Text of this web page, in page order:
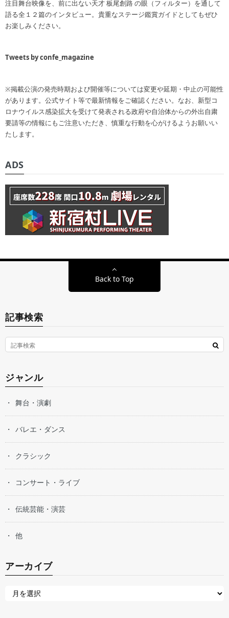
注目舞台映像を、前に出ない天才 板尾創路 の眼（フィルター）を通して
語る全１２篇のインタビュー。貴重なステージ鑑賞ガイドとしてもぜひ
お楽しみください。
Tweets by confe_magazine
※掲載公演の発売時期および開催等については変更や延期・中止の可能性
があります。公式サイト等で最新情報をご確認ください。なお、新型コ
ロナウイルス感染拡大を受けて発表される政府や自治体からの外出自粛
要請等の情報にもご注意いただき、慎重な行動を心がけるようお願いい
たします。
ADS
Back to Top
記事検索
ジャンル
舞台・演劇
バレエ・ダンス
クラシック
コンサート・ライブ
伝統芸能・演芸
他
アーカイブ